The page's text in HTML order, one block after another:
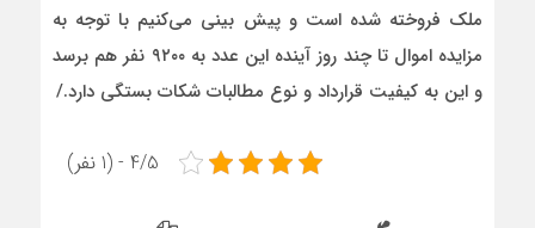
ملک فروخته شده است و پیش بینی می‌کنیم با توجه به
مزایده اموال تا چند روز آینده این عدد به ۹۲۰۰ نفر هم برسد
و این به کیفیت قرارداد و نوع مطالبات شکات بستگی دارد./
4/5 - (1 نفر)